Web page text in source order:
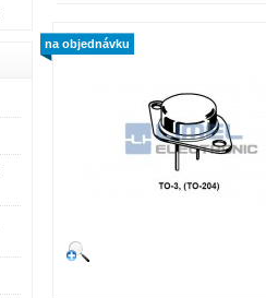
na objednávku